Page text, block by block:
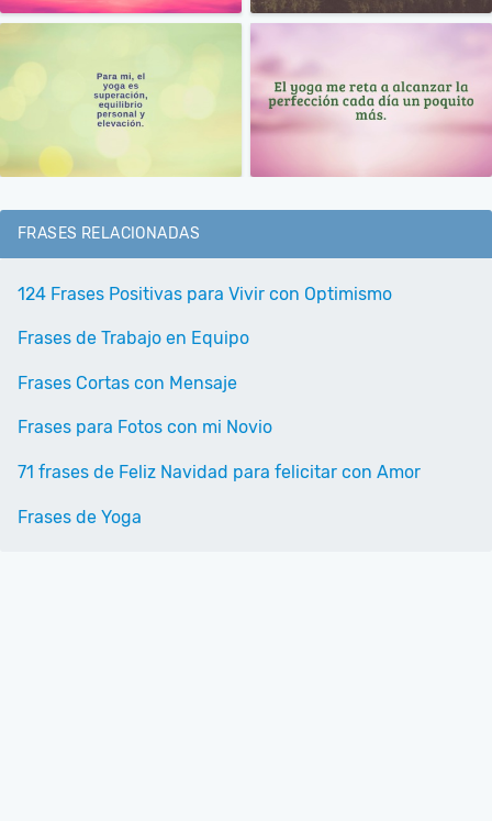
FRASES RELACIONADAS
124 Frases Positivas para Vivir con Optimismo
Frases de Trabajo en Equipo
Frases Cortas con Mensaje
Frases para Fotos con mi Novio
71 frases de Feliz Navidad para felicitar con Amor
Frases de Yoga